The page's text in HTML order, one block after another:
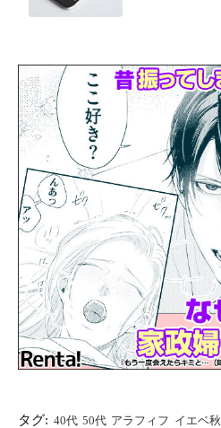
タグ: 40代 50代 アラフィフ イエベ秋